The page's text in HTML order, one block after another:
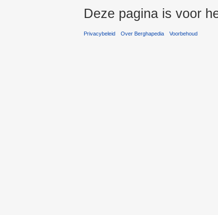
Deze pagina is voor
Privacybeleid Over Berghapedia Voorbehoud